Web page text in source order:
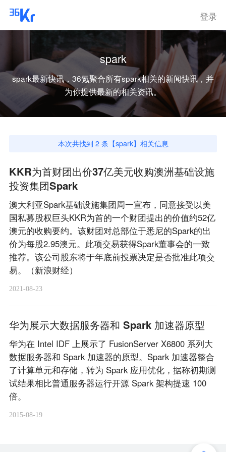
登录
spark
spark最新快讯，36氪聚合所有spark相关的新闻快讯，并
为你提供最新的相关资讯。
本次共找到 2条【spark】相关信息
KKR为首财团出价37亿美元收购澳洲基础设施
投资集团Spark
澳大利亚Spark基础设施集团周一宣布，同意接受以美
国私募股权巨头KKR为首的一个财团提出的价值约52亿
澳元的收购要约。该财团对总部位于悉尼的Spark的出
价为每股2.95澳元。此项交易获得Spark董事会的一致
推荐。该公司股东将于年底前投票决定是否批准此项交
易。（新浪财经）
2021-08-23
华为展示大数据服务器和 Spark 加速器原型
华为在 Intel IDF 上展示了 FusionServer X6800 系列大
数据服务器和 Spark 加速器的原型。Spark 加速器整合
了计算单元和存储，转为 Spark 应用优化，据称初期测
试结果相比普通服务器运行开源 Spark 架构提速 100
倍。
2015-08-19